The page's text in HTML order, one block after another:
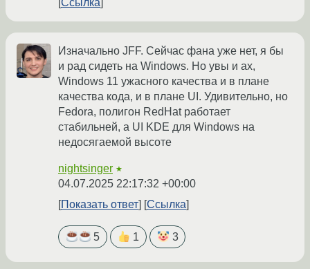
Ссылка
Изначально JFF. Сейчас фана уже нет, я бы
и рад сидеть на Windows. Но увы и ах,
Windows 11 ужасного качества и в плане
качества кода, и в плане UI. Удивительно, но
Fedora, полигон RedHat работает
стабильней, а UI KDE для Windows на
недосягаемой высоте
nightsinger ★
04.07.2025 22:17:32 +00:00
Показать ответ
Ссылка
5 1 3